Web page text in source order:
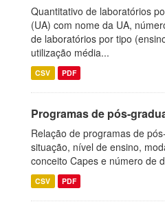
Quantitativo de laboratórios
(UA) com nome da UA,
de laboratórios por tipo
utilização média...
CSV PDF
Programas de pós-
Relação de programas de
situação, nível de ensino,
conceito Capes e número de
CSV PDF